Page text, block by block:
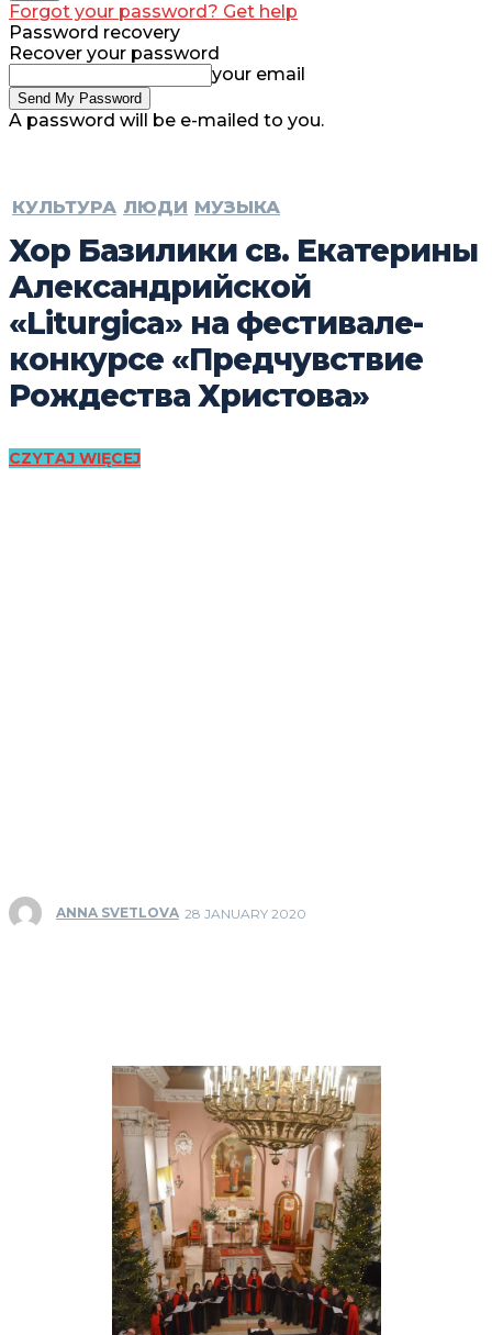
Forgot your password? Get help
Password recovery
Recover your password
your email
A password will be e-mailed to you.
КУЛЬТУРА ЛЮДИ МУЗЫКА
Хор Базилики св. Екатерины
Александрийской
«Liturgica» на фестивале-
конкурсе «Предчувствие
Рождества Христова»
CZYTAJ WIĘCEJ
ANNA SVETLOVA 28 JANUARY 2020